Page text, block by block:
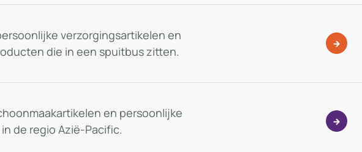
verzorgingsartikelen en
die in een spuitbus zitten.
en persoonlijke
de regio Azië-Pacific.